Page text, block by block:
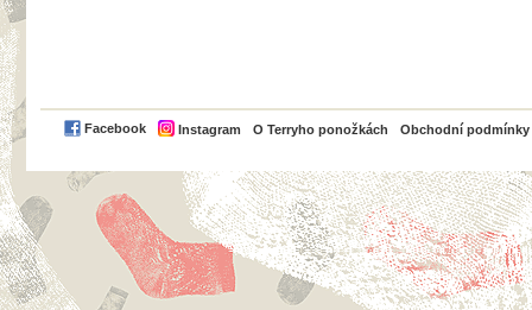
Facebook Instagram O Terryho ponožkách Obchodní podmínky
PayPal